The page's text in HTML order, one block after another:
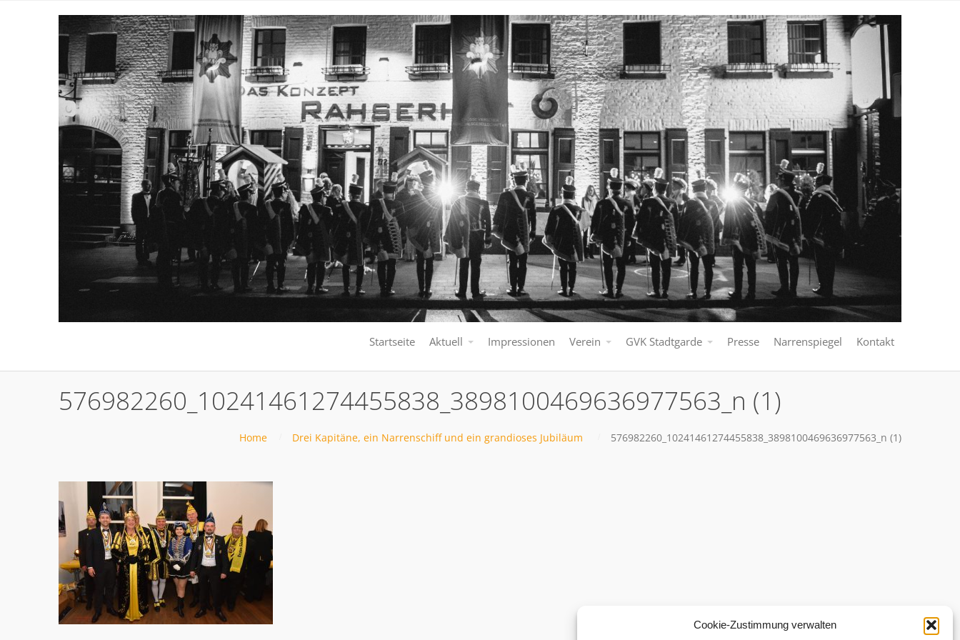
Cookie-Zustimmung verwalten
Startseite Aktuell Impressionen Verein GVK Stadtgarde Presse Narrenspiegel Kontakt
576982260_10241461274455838_3898100469636977563_n (1)
Home Drei Kapitäne, ein Narrenschiff und ein grandioses Jubiläum 576982260_10241461274455838_3898100469636977563_n (1)